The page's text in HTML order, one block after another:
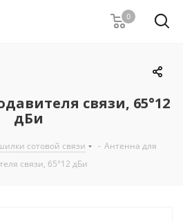
0
связи, 65°12
дБи
сотовой связи - Антенна для
связи, 65°12 дБи